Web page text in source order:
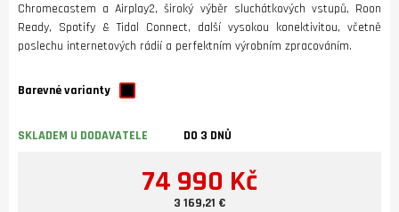
Chromecastem a Airplay2, široký výběr sluchátkových vstupů, Roon
Ready, Spotify & Tidal Connect, další vysokou konektivitou, včetně
poslechu internetových rádií a perfektním výrobním zpracováním.
Barevné varianty
SKLADEM U DODAVATELE DO 3 DNŮ
74 990 Kč
3 169,21 €